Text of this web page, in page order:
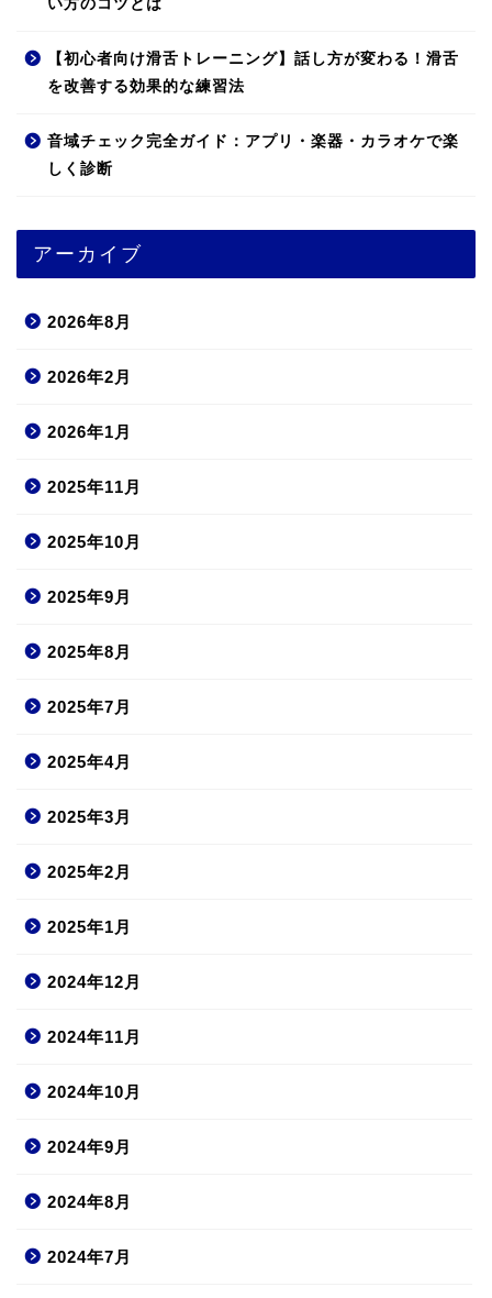
い方のコツとは
【初心者向け滑舌トレーニング】話し方が変わる！滑舌
を改善する効果的な練習法
音域チェック完全ガイド：アプリ・楽器・カラオケで楽
しく診断
アーカイブ
2026年8月
2026年2月
2026年1月
2025年11月
2025年10月
2025年9月
2025年8月
2025年7月
2025年4月
2025年3月
2025年2月
2025年1月
2024年12月
2024年11月
2024年10月
2024年9月
2024年8月
2024年7月